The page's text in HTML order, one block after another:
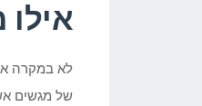
אילו
לא במקרה
של מגשים